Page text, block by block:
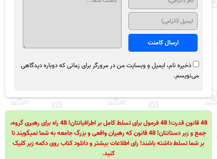
ذخیره نام، ایمیل و وبسایت من در مرورگر برای زمانی که دوباره دیدگاهی
می‌نویسم.
48 قانون قدرت! 48 فرمول برای تسلط کامل بر اطرافیانتان! 48 راه برای رهبری گروه،
جمع و زیر دستانتان! 48 قانون که رهبران واقعی و بزرگ جامعه به شما نمیگویند تا
بر شما تسلط داشته باشند! رای اطلاعات بیشتر و دانلود کتاب روی دکمه زیر کلیک
کنید.